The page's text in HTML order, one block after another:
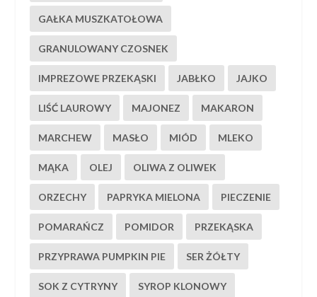
GAŁKA MUSZKATOŁOWA
GRANULOWANY CZOSNEK
IMPREZOWE PRZEKĄSKI JABŁKO JAJKO
LIŚĆ LAUROWY MAJONEZ MAKARON
MARCHEW MASŁO MIÓD MLEKO
MĄKA OLEJ OLIWA Z OLIWEK
ORZECHY PAPRYKA MIELONA PIECZENIE
POMARAŃCZ POMIDOR PRZEKĄSKA
PRZYPRAWA PUMPKIN PIE SER ŻÓŁTY
SOK Z CYTRYNY SYROP KLONOWY